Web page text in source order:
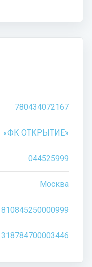
780434072167
«ФК ОТКРЫТИЕ»
044525999
Москва
318784700003446